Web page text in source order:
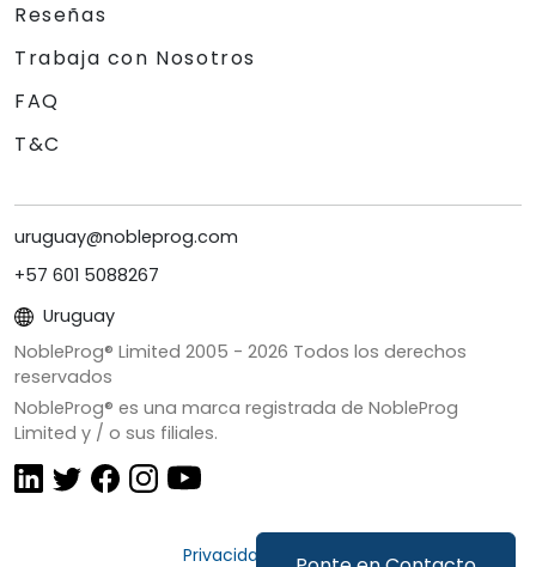
Reseñas
Trabaja con Nosotros
FAQ
T&C
uruguay@nobleprog.com
+57 601 5088267
Uruguay
NobleProg® Limited 2005 - 2026 Todos los derechos
reservados
NobleProg® es una marca registrada de NobleProg
Limited y / o sus filiales.
Privacidad y Cookies